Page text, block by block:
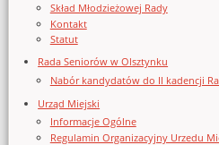
Skład Młodzieżowej Rady
Kontakt
Statut
Rada Seniorów w Olsztynku
Nabór kandydatów do II kadencji
Urząd Miejski
Informacje Ogólne
Regulamin Organizacyjny Urzedu